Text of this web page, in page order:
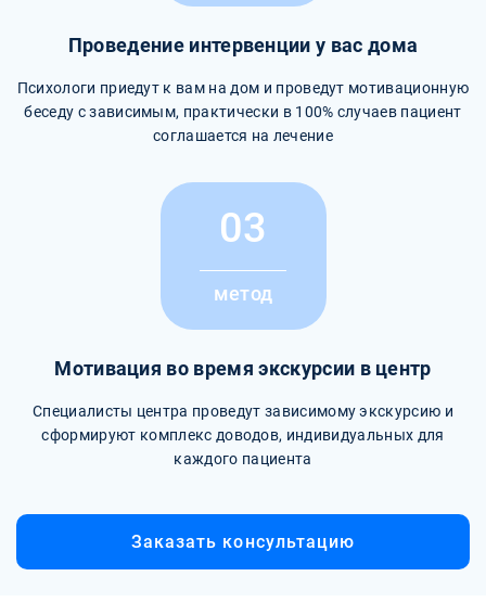
Проведение интервенции у вас дома
Психологи приедут к вам на дом и проведут мотивационную
беседу с зависимым, практически в 100% случаев пациент
соглашается на лечение
03
метод
Мотивация во время экскурсии в центр
Специалисты центра проведут зависимому экскурсию и
сформируют комплекс доводов, индивидуальных для
каждого пациента
Заказать консультацию